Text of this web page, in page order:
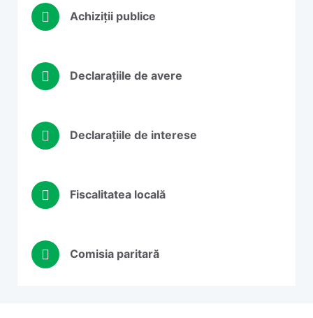
Achiziții publice
Declarațiile de avere
Declarațiile de interese
Fiscalitatea locală
Comisia paritară